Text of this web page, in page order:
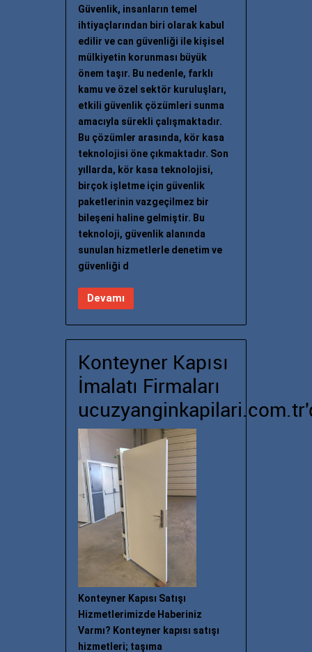
Güvenlik, insanların temel
ihtiyaçlarından biri olarak kabul
edilir ve can güvenliği ile kişisel
mülkiyetin korunması büyük
önem taşır. Bu nedenle, farklı
kamu ve özel sektör kuruluşları,
etkili güvenlik çözümleri sunma
amacıyla sürekli çalışmaktadır.
Bu çözümler arasında, kör kasa
teknolojisi öne çıkmaktadır. Son
yıllarda, kör kasa teknolojisi,
birçok işletme için güvenlik
paketlerinin vazgeçilmez bir
bileşeni haline gelmiştir. Bu
teknoloji, güvenlik alanında
sunulan hizmetlerle denetim ve
güvenliği d
Devamı
Konteyner Kapısı
İmalatı Firmaları
Konteyner Kapısı Satışı
Hizmetlerimizde Haberiniz
Varmı? Konteyner kapısı satışı
hizmetleri; taşıma